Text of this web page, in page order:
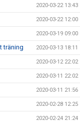
2020-03-22 13:43
2020-03-22 12:00
2020-03-19 09:00
träning 2020-03-13 18:11
2020-03-12 22:02
2020-03-11 22:02
2020-03-11 21:56
2020-02-28 12:25
2020-02-24 21:24